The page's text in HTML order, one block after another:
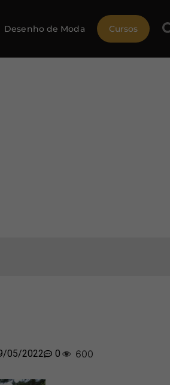
Desenho de Moda Cursos
05/2022 0 600